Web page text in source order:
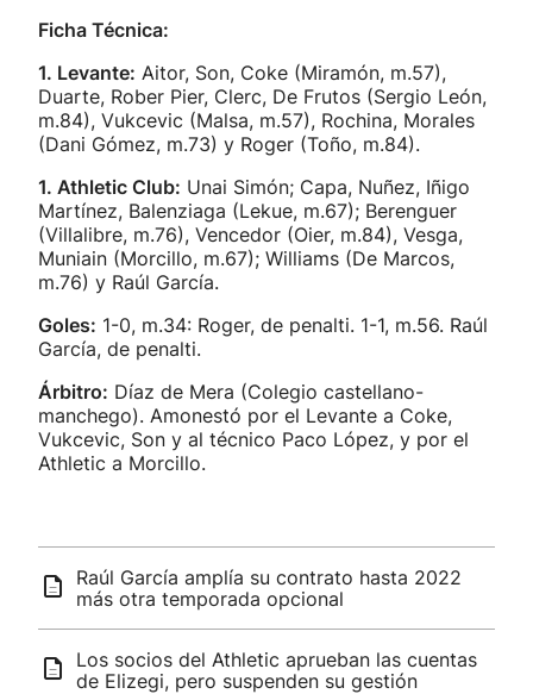
Ficha Técnica:
1. Levante: Aitor, Son, Coke (Miramón, m.57),
Duarte, Rober Pier, Clerc, De Frutos (Sergio León,
m.84), Vukcevic (Malsa, m.57), Rochina, Morales
(Dani Gómez, m.73) y Roger (Toño, m.84).
1. Athletic Club: Unai Simón; Capa, Nuñez, Iñigo
Martínez, Balenziaga (Lekue, m.67); Berenguer
(Villalibre, m.76), Vencedor (Oier, m.84), Vesga,
Muniain (Morcillo, m.67); Williams (De Marcos,
m.76) y Raúl García.
Goles: 1-0, m.34: Roger, de penalti. 1-1, m.56. Raúl
García, de penalti.
Árbitro: Díaz de Mera (Colegio castellano-
manchego). Amonestó por el Levante a Coke,
Vukcevic, Son y al técnico Paco López, y por el
Athletic a Morcillo.
Raúl García amplía su contrato hasta 2022
más otra temporada opcional
Los socios del Athletic aprueban las cuentas
de Elizegi, pero suspenden su gestión